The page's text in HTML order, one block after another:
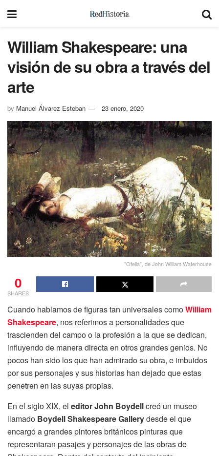
William Shakespeare: una
visión de su obra a través del
arte
by Manuel Álvarez Esteban 23 enero, 2020
"Ofelia", de John William Waterhouse
0
SHARES
Cuando hablamos de figuras tan universales comoWilliam
Shakespeare, nos referimos a personalidades que
trascienden del campo o la profesión a la que se dedican,
influyendo de manera directa en otros grandes genios. No
pocos han sido los que han admirado su obra, e imbuidos
por sus personajes y sus historias han dejado que estas
penetren en las suyas propias.
En el siglo XIX, el editor John Boydellcreó un museo
llamado Boydell Shakespeare Gallerydesde el que
encargó a grandes pintores británicos pinturas que
representaran pasajes y personajes de las obras de